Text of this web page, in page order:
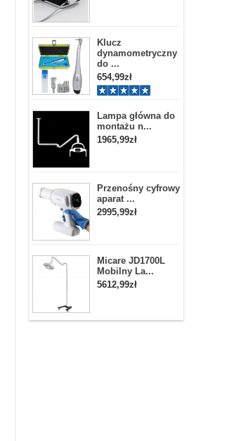
Klucz
dynamometryczny
do ...
654,99zł
Lampa główna do
montażu n...
1965,99zł
Przenośny cyfrowy
aparat ...
2995,99zł
Micare JD1700L
Mobilny La...
5612,99zł